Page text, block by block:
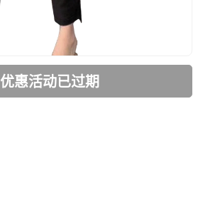
优惠活动已过期